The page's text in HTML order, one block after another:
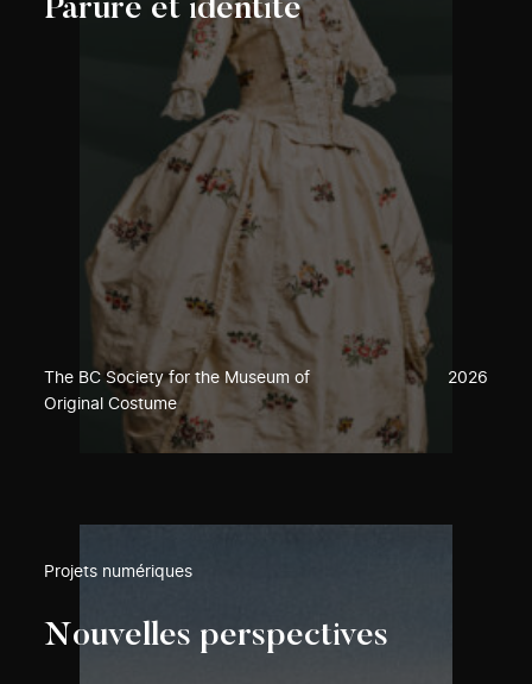
Parure et identité
The BC Society for the Museum of
Original Costume
2026
Projets numériques
Nouvelles perspectives